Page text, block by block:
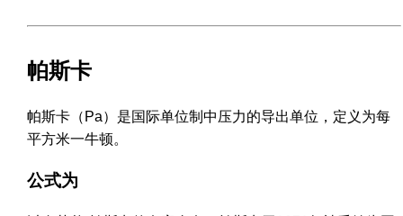
帕斯卡
帕斯卡（Pa）是国际单位制中压力的导出单位，定义为每
平方米一牛顿。
公式为